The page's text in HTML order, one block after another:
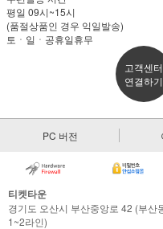
평일 09시~15시
(품절상품인 경우 익일발송)
토ㆍ일ㆍ공휴일휴무
고객센터
연결하기
PC 버전
티켓타운
경기도 오산시 부산중앙로 42 (부
1~2라인)